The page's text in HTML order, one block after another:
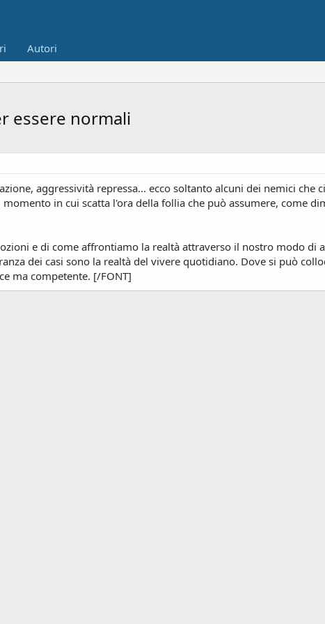
Autori
essere normali
aggressività repressa... ecco soltanto alcuni dei nemici
in cui scatta l'ora della follia che può assumere, come
e di come affrontiamo la realtà attraverso il nostro modo di
dei casi sono la realtà del vivere quotidiano. Dove si può
ma competente. [/FONT]